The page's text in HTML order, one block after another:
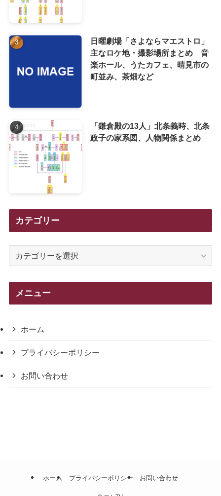
日曜劇場「さよならマエストロ」
主なロケ地・撮影場所まとめ 音
楽ホール、うたカフェ、晴見市の
町並み、茶畑など
「鎌倉殿の13人」北条義時、北条
政子の家系図、人物関係まとめ
カテゴリー
メニュー
ホーム
プライバシーポリシー
お問い合わせ
ホーム プライバシーポリシー お問い合わせ